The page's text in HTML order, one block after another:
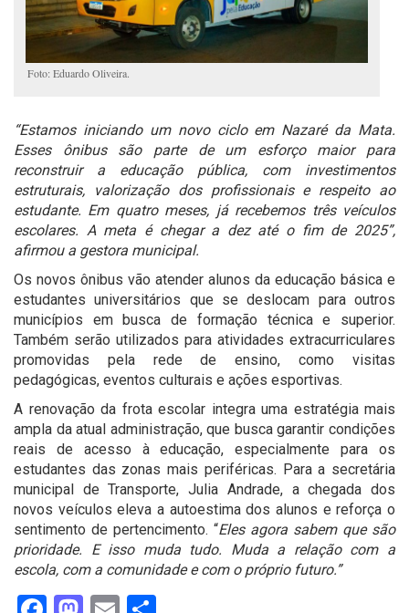
Foto: Eduardo Oliveira.
“Estamos iniciando um novo ciclo em Nazaré da Mata.
Esses ônibus são parte de um esforço maior para
reconstruir a educação pública, com investimentos
estruturais, valorização dos profissionais e respeito ao
estudante. Em quatro meses, já recebemos três veículos
escolares. A meta é chegar a dez até o fim de 2025”,
afirmou a gestora municipal.
Os novos ônibus vão atender alunos da educação básica e
estudantes universitários que se deslocam para outros
municípios em busca de formação técnica e superior.
Também serão utilizados para atividades extracurriculares
promovidas pela rede de ensino, como visitas
pedagógicas, eventos culturais e ações esportivas.
A renovação da frota escolar integra uma estratégia mais
ampla da atual administração, que busca garantir condições
reais de acesso à educação, especialmente para os
estudantes das zonas mais periféricas. Para a secretária
municipal de Transporte, Julia Andrade, a chegada dos
novos veículos eleva a autoestima dos alunos e reforça o
sentimento de pertencimento. “Eles agora sabem que são
prioridade. E isso muda tudo. Muda a relação com a
escola, com a comunidade e com o próprio futuro.”